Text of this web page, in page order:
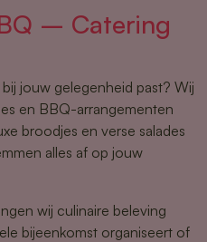
– Catering
jouw gelegenheid past? Wij
en BBQ-arrangementen
broodjes en verse salades
alles af op jouw
wij culinaire beleving
bijeenkomst organiseert of